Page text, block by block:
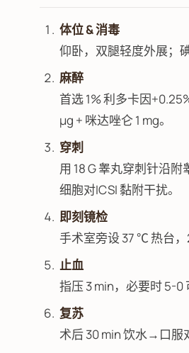
体位 & 消毒
仰卧，双腿轻度外展；
麻醉
首选 1% 利多卡因
µg + 咪达唑仑 1 mg。
穿刺
用 18 G 睾丸穿刺针沿
细胞对ICSI 黏附干扰。
即刻镜检
手术室旁设 37 ℃ 热台，
止血
指压 3 min，必要时 5-0
复苏
术后 30 min 饮水→口服